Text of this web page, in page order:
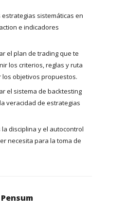
sistemáticas en
e indicadores
el plan de trading que te
los criterios, reglas y ruta
los objetivos propuestos.
el sistema de backtesting
veracidad de estrategias
disciplina y el autocontrol
necesita para la toma de
Pensum